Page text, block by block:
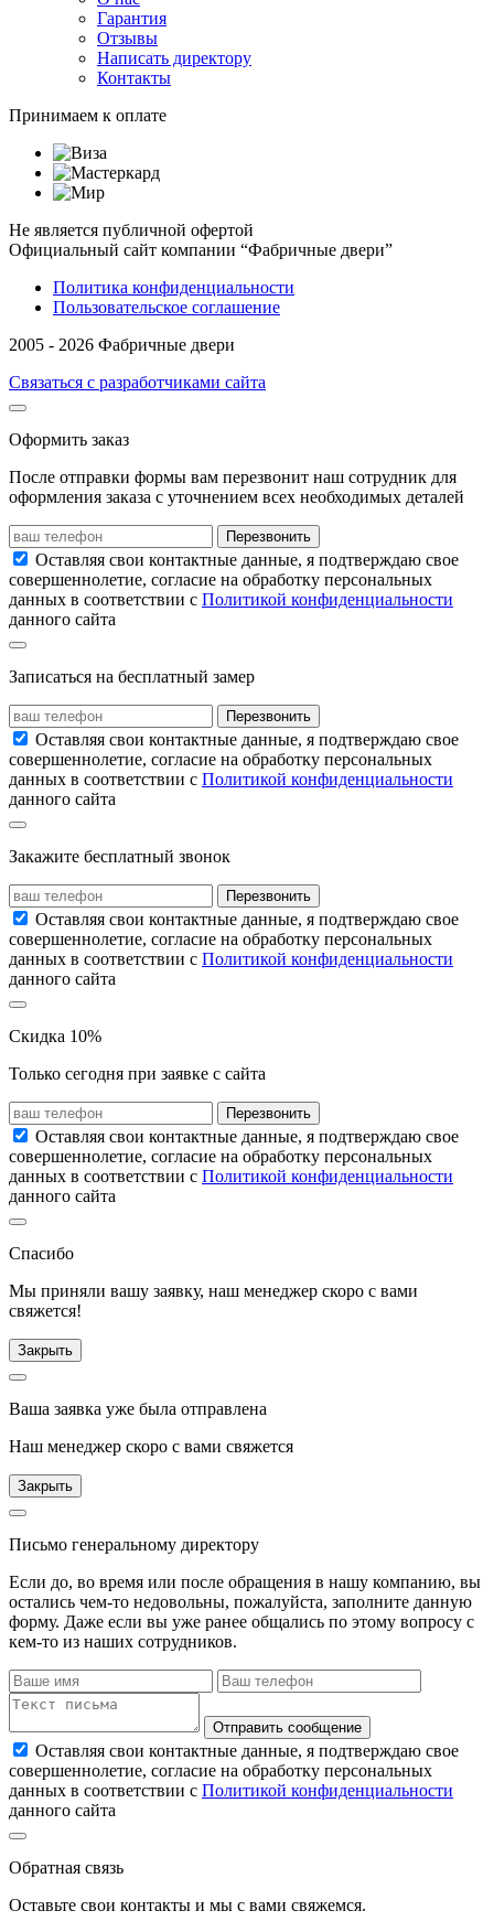
Гарантия
Отзывы
Написать директору
Контакты
Принимаем к оплате
Не является публичной офертой
Официальный сайт компании “Фабричные двери”
Политика конфиденциальности
Пользовательское соглашение
2005 - 2026 Фабричные двери
Связаться с разработчиками сайта
Оформить заказ
После отправки формы вам перезвонит наш сотрудник для
оформления заказа с уточнением всех необходимых деталей
Перезвонить
Оставляя свои контактные данные, я подтверждаю свое
совершеннолетие, согласие на обработку персональных
данных в соответствии с Политикой конфиденциальности
данного сайта
Записаться на бесплатный замер
Перезвонить
Оставляя свои контактные данные, я подтверждаю свое
совершеннолетие, согласие на обработку персональных
данных в соответствии с Политикой конфиденциальности
данного сайта
Закажите бесплатный звонок
Перезвонить
Оставляя свои контактные данные, я подтверждаю свое
совершеннолетие, согласие на обработку персональных
данных в соответствии с Политикой конфиденциальности
данного сайта
Скидка 10%
Только сегодня при заявке с сайта
Перезвонить
Оставляя свои контактные данные, я подтверждаю свое
совершеннолетие, согласие на обработку персональных
данных в соответствии с Политикой конфиденциальности
данного сайта
Спасибо
Мы приняли вашу заявку, наш менеджер скоро с вами
свяжется!
Закрыть
Ваша заявка уже была отправлена
Наш менеджер скоро с вами свяжется
Закрыть
Письмо генеральному директору
Если до, во время или после обращения в нашу компанию, вы
остались чем-то недовольны, пожалуйста, заполните данную
форму. Даже если вы уже ранее общались по этому вопросу с
кем-то из наших сотрудников.
Отправить сообщение
Оставляя свои контактные данные, я подтверждаю свое
совершеннолетие, согласие на обработку персональных
данных в соответствии с Политикой конфиденциальности
данного сайта
Обратная связь
Оставьте свои контакты и мы с вами свяжемся.